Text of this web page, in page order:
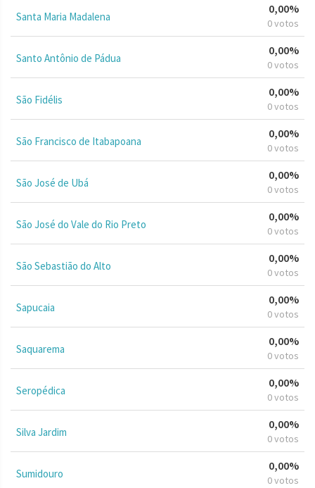
Santa Maria Madalena
0,00%
0 votos
Santo Antônio de Pádua
0,00%
0 votos
São Fidélis
0,00%
0 votos
São Francisco de Itabapoana
0,00%
0 votos
São José de Ubá
0,00%
0 votos
São José do Vale do Rio Preto
0,00%
0 votos
São Sebastião do Alto
0,00%
0 votos
Sapucaia
0,00%
0 votos
Saquarema
0,00%
0 votos
Seropédica
0,00%
0 votos
Silva Jardim
0,00%
0 votos
Sumidouro
0,00%
0 votos